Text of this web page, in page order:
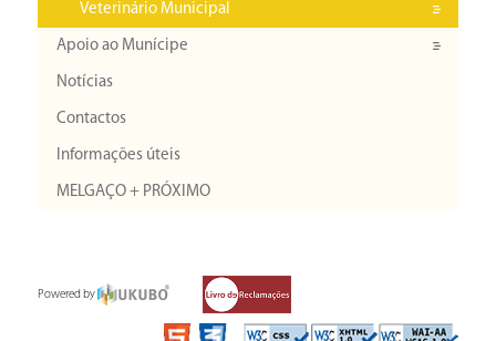
Veterinário Municipal
Apoio ao Munícipe
Notícias
Contactos
Informações úteis
MELGAÇO + PRÓXIMO
Powered by